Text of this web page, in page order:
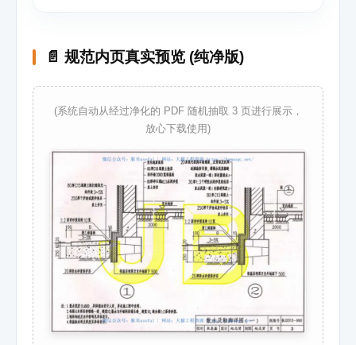
📄 规范内页真实预览 (纯净版)
(系统自动从经过净化的 PDF 随机抽取 3 页进行展示，
放心下载使用)